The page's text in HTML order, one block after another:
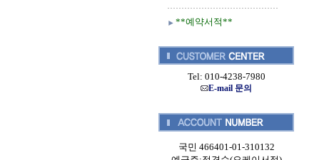
**예약서적**
Tel: 010-4238-7980
E-mail 문의
국민 466401-01-310132